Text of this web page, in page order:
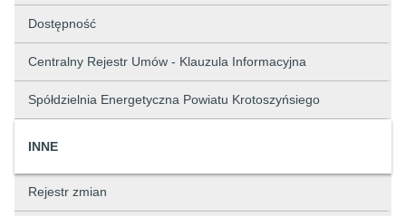
Dostępność
Centralny Rejestr Umów - Klauzula Informacyjna
Spółdzielnia Energetyczna Powiatu Krotoszyńsiego
INNE
Rejestr zmian